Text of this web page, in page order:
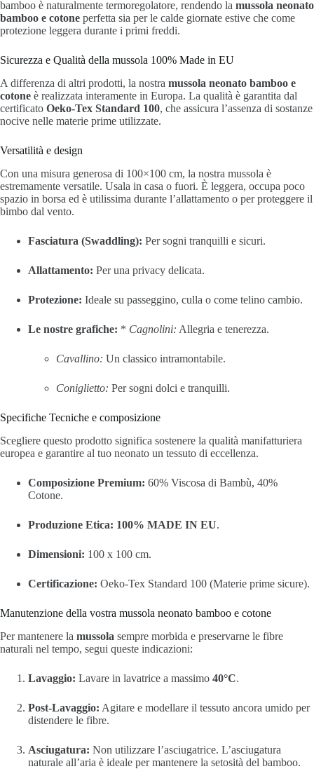
bamboo è naturalmente termoregolatore, rendendo la mussola neonato
bamboo e cotone perfetta sia per le calde giornate estive che come
protezione leggera durante i primi freddi.
Sicurezza e Qualità della mussola 100% Made in EU
A differenza di altri prodotti, la nostra mussola neonato bamboo e
cotone è realizzata interamente in Europa. La qualità è garantita dal
certificato Oeko-Tex Standard 100, che assicura l’assenza di sostanze
nocive nelle materie prime utilizzate.
Versatilità e design
Con una misura generosa di 100×100 cm, la nostra mussola è
estremamente versatile. Usala in casa o fuori. È leggera, occupa poco
spazio in borsa ed è utilissima durante l’allattamento o per proteggere il
bimbo dal vento.
Fasciatura (Swaddling): Per sogni tranquilli e sicuri.
Allattamento: Per una privacy delicata.
Protezione: Ideale su passeggino, culla o come telino cambio.
Le nostre grafiche: * Cagnolini: Allegria e tenerezza.
Cavallino: Un classico intramontabile.
Coniglietto: Per sogni dolci e tranquilli.
Specifiche Tecniche e composizione
Scegliere questo prodotto significa sostenere la qualità manifatturiera
europea e garantire al tuo neonato un tessuto di eccellenza.
Composizione Premium: 60% Viscosa di Bambù, 40%
Cotone.
Produzione Etica: 100% MADE IN EU.
Dimensioni: 100 x 100 cm.
Certificazione: Oeko-Tex Standard 100 (Materie prime sicure).
Manutenzione della vostra mussola neonato bamboo e cotone
Per mantenere la mussola sempre morbida e preservarne le fibre
naturali nel tempo, segui queste indicazioni:
Lavaggio: Lavare in lavatrice a massimo 40°C.
Post-Lavaggio: Agitare e modellare il tessuto ancora umido per
distendere le fibre.
Asciugatura: Non utilizzare l’asciugatrice. L’asciugatura
naturale all’aria è ideale per mantenere la setosità del bamboo.